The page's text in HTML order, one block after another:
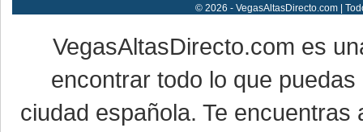
© 2026 - VegasAltasDirecto.com |
VegasAltasDirecto.com es
encontrar todo lo que
ciudad española. Te